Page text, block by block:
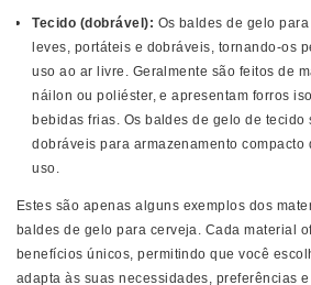
Tecido (dobrável): Os baldes de gelo
leves, portáteis e dobráveis, tornando-os
uso ao ar livre. Geralmente são feitos de
náilon ou poliéster, e apresentam forros
bebidas frias. Os baldes de gelo de tecido
dobráveis ​​para armazenamento compacto
uso.
Estes são apenas alguns exemplos dos
baldes de gelo para cerveja. Cada material
benefícios únicos, permitindo que você
adapta às suas necessidades, preferências